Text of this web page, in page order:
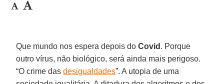
Que mundo nos espera depois doCovid . Porque
outro vírus, não biológico, será ainda mais perigoso.
“O crime dasdesigualdades”. A utopia de uma